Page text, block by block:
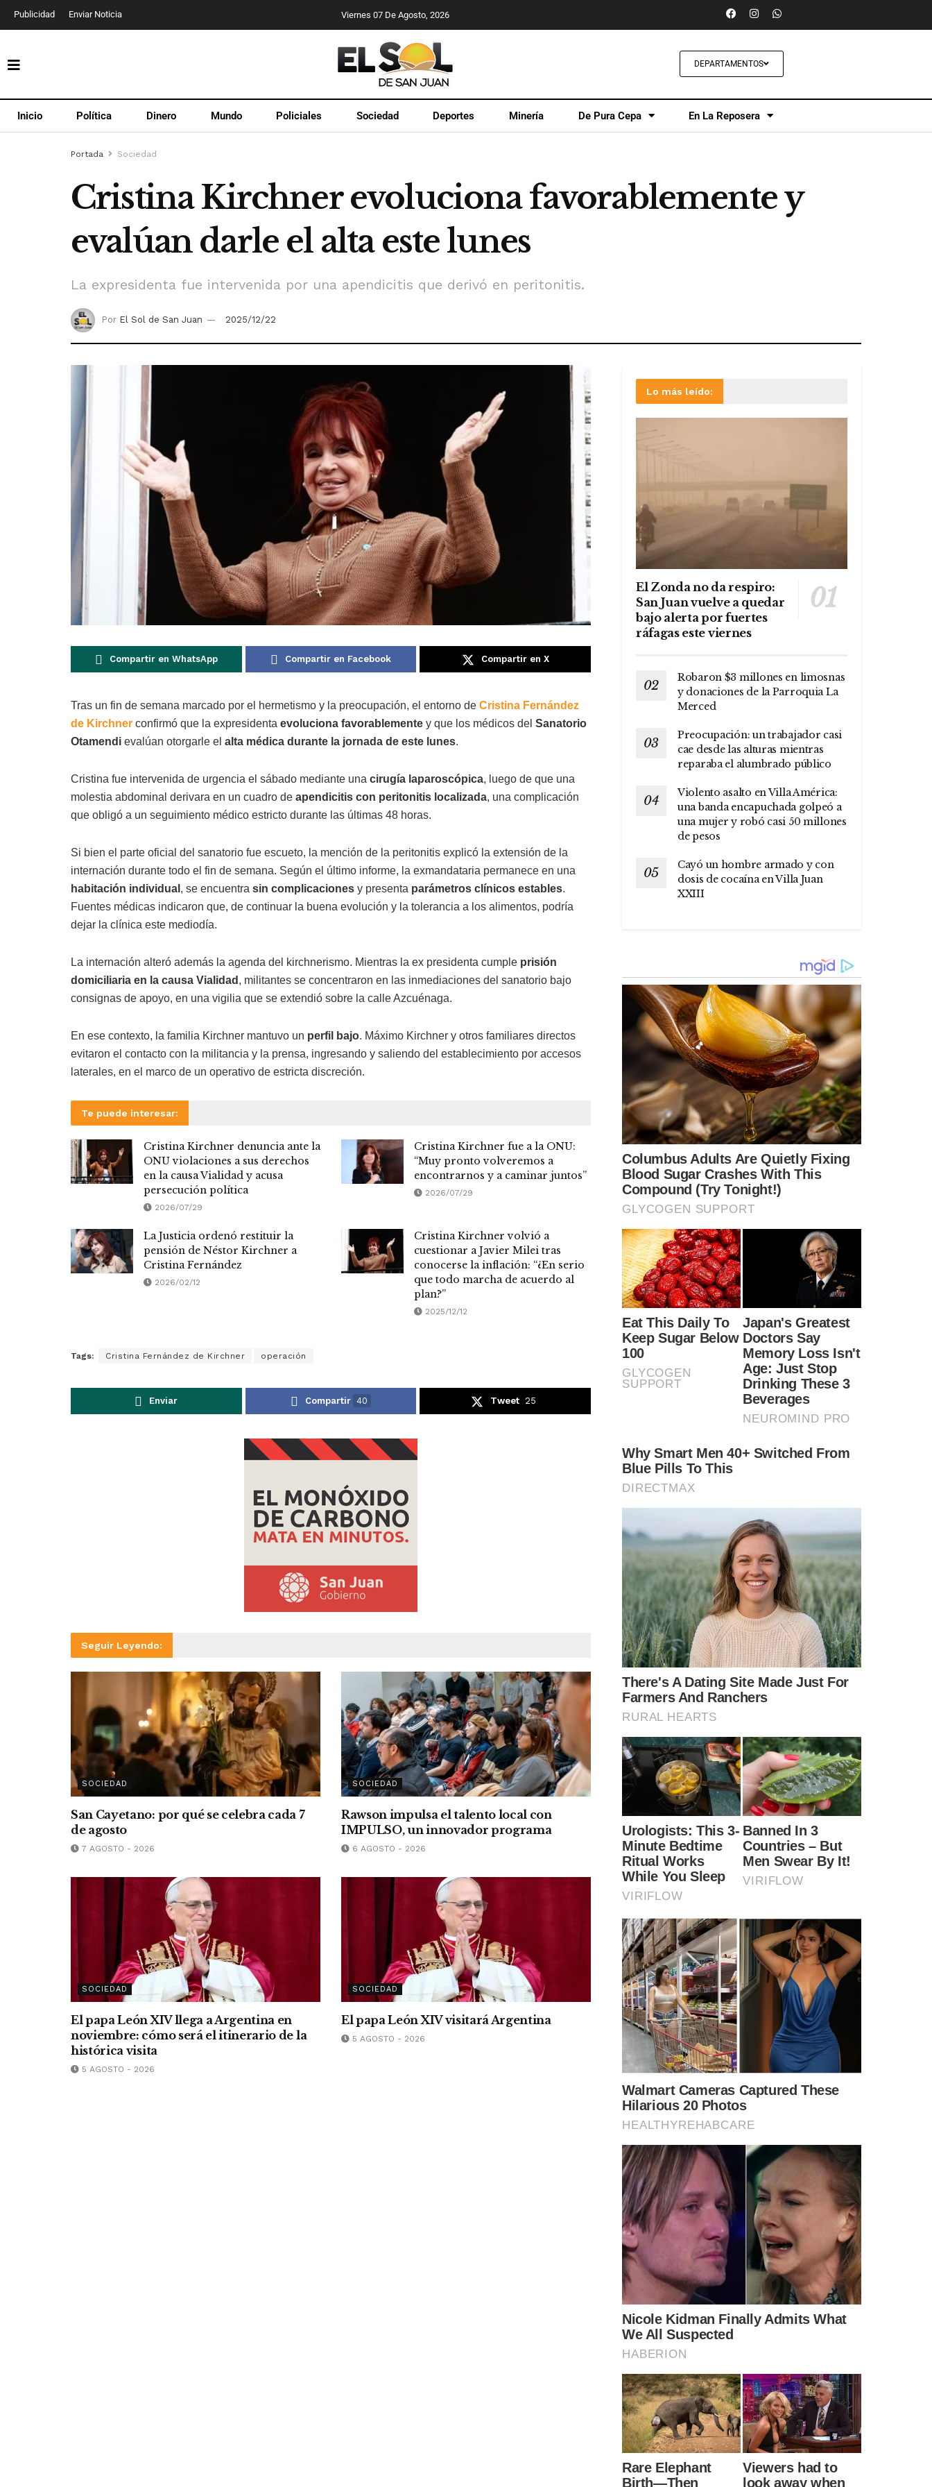
Publicidad Enviar Noticia Viernes 07 De Agosto, 2026
DEPARTAMENTOS
Inicio Política Dinero Mundo Policiales Sociedad Deportes Minería De Pura Cepa En La Reposera
Portada Sociedad
Cristina Kirchner evoluciona favorablemente y
evalúan darle el alta este lunes
La expresidenta fue intervenida por una apendicitis que derivó en peritonitis.
Por El Sol de San Juan 2025/12/22
Compartir en WhatsApp Compartir en Facebook Compartir en X
Tras un fin de semana marcado por el hermetismo y la preocupación, el entorno de Cristina Fernández
de Kirchner confirmó que la expresidenta evoluciona favorablemente y que los médicos del Sanatorio
Otamendi evalúan otorgarle el alta médica durante la jornada de este lunes.
Cristina fue intervenida de urgencia el sábado mediante una cirugía laparoscópica, luego de que una
molestia abdominal derivara en un cuadro de apendicitis con peritonitis localizada, una complicación
que obligó a un seguimiento médico estricto durante las últimas 48 horas.
Si bien el parte oficial del sanatorio fue escueto, la mención de la peritonitis explicó la extensión de la
internación durante todo el fin de semana. Según el último informe, la exmandataria permanece en una
habitación individual , se encuentra sin complicaciones y presenta parámetros clínicos estables.
Fuentes médicas indicaron que, de continuar la buena evolución y la tolerancia a los alimentos, podría
dejar la clínica este mediodía.
La internación alteró además la agenda del kirchnerismo. Mientras la ex presidenta cumple prisión
domiciliaria en la causa Vialidad , militantes se concentraron en las inmediaciones del sanatorio bajo
consignas de apoyo, en una vigilia que se extendió sobre la calle Azcuénaga.
En ese contexto, la familia Kirchner mantuvo un perfil bajo. Máximo Kirchner y otros familiares directos
evitaron el contacto con la militancia y la prensa, ingresando y saliendo del establecimiento por accesos
laterales, en el marco de un operativo de estricta discreción.
Te puede interesar:
Cristina Kirchner denuncia ante la
ONU violaciones a sus derechos
en la causa Vialidad y acusa
persecución política
2026/07/29
Cristina Kirchner fue a la ONU:
“Muy pronto volveremos a
encontrarnos y a caminar juntos”
2026/07/29
La Justicia ordenó restituir la
pensión de Néstor Kirchner a
Cristina Fernández
2026/02/12
Cristina Kirchner volvió a
cuestionar a Javier Milei tras
conocerse la inflación: “¿En serio
que todo marcha de acuerdo al
plan?”
2025/12/12
Tags: Cristina Fernández de Kirchner operación
Enviar Compartir 40 Tweet 25
Seguir Leyendo:
SOCIEDAD
San Cayetano: por qué se celebra cada 7
de agosto
7 AGOSTO - 2026
SOCIEDAD
Rawson impulsa el talento local con
IMPULSO, un innovador programa
6 AGOSTO - 2026
SOCIEDAD
El papa León XIV llega a Argentina en
noviembre: cómo será el itinerario de la
histórica visita
5 AGOSTO - 2026
SOCIEDAD
El papa León XIV visitará Argentina
5 AGOSTO - 2026
Lo más leído:
El Zonda no da respiro:
San Juan vuelve a quedar
bajo alerta por fuertes
ráfagas este viernes
Robaron $3 millones en limosnas
y donaciones de la Parroquia La
Merced
Preocupación: un trabajador casi
cae desde las alturas mientras
reparaba el alumbrado público
Violento asalto en Villa América:
una banda encapuchada golpeó a
una mujer y robó casi 50 millones
de pesos
Cayó un hombre armado y con
dosis de cocaína en Villa Juan
XXIII